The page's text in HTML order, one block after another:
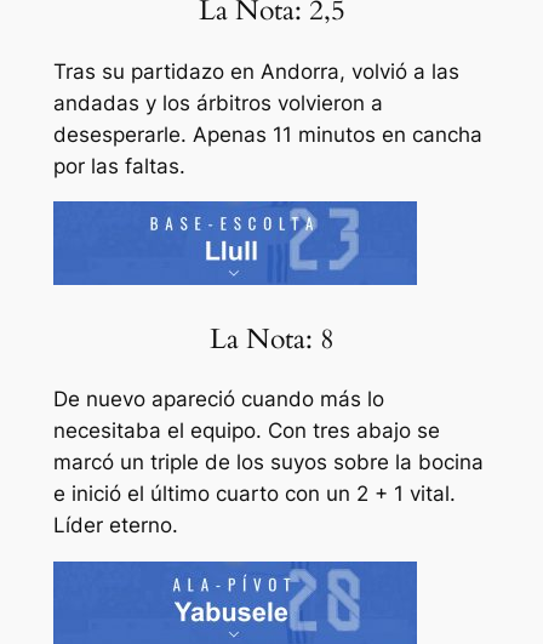
La Nota: 2,5
Tras su partidazo en Andorra, volvió a las
andadas y los árbitros volvieron a
desesperarle. Apenas 11 minutos en cancha
por las faltas.
La Nota: 8
De nuevo apareció cuando más lo
necesitaba el equipo. Con tres abajo se
marcó un triple de los suyos sobre la bocina
e inició el último cuarto con un 2 + 1 vital.
Líder eterno.